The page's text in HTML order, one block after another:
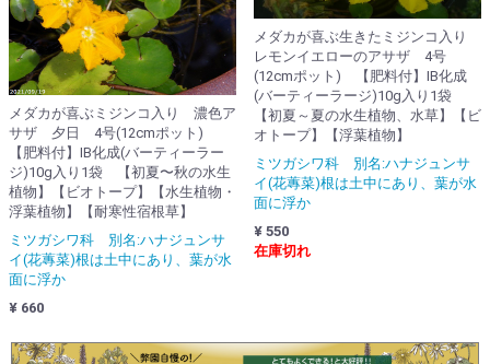
メダカが喜ぶミジンコ入り 濃色ア
サザ 夕日 4号(12cmポット)
【肥料付】IB化成(バーティーラー
ジ)10g入り1袋 【初夏〜秋の水生
植物】【ビオトープ】【水生植物・
浮葉植物】【耐寒性宿根草】
ミツガシワ科 別名:ハナジュンサ
イ(花蓴菜)根は土中にあり、葉が水
面に浮か
¥ 660
メダカが喜ぶ生きたミジンコ入り
レモンイエローのアサザ 4号
(12cmポット) 【肥料付】IB化成
(バーティーラージ)10g入り1袋
【初夏～夏の水生植物、水草】【ビ
オトープ】【浮葉植物】
ミツガシワ科 別名:ハナジュンサ
イ(花蓴菜)根は土中にあり、葉が水
面に浮か
¥ 550
在庫切れ